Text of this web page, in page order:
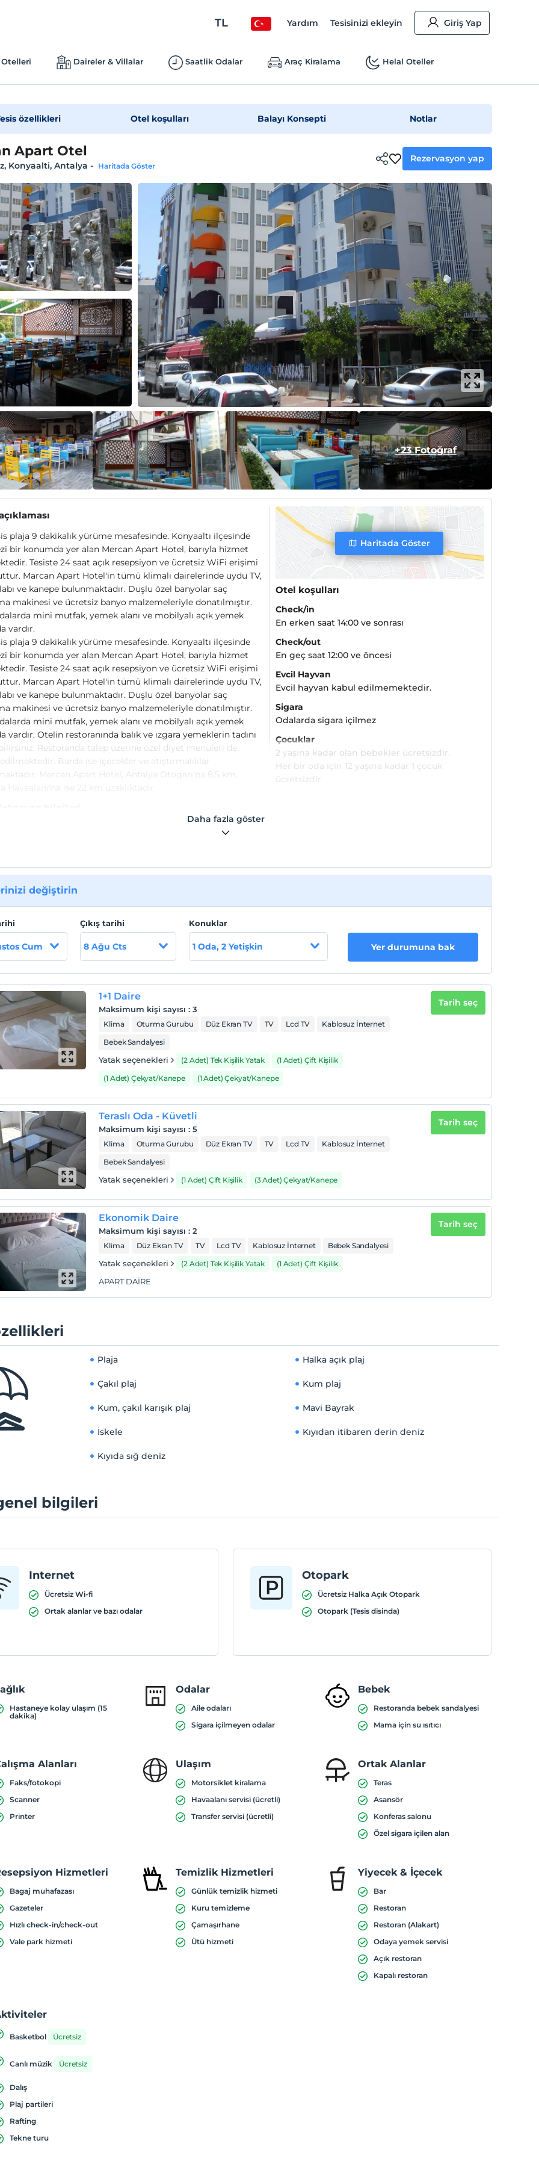
TL Yardım Tesisinizi ekleyin Giriş Yap
Daireler & Villalar Saatlik Odalar Araç Kiralama Helal Oteller
özellikleri Otel koşulları Balayı Konsepti Notlar
Apart Otel
Konyaalti, Antalya - Haritada Göster
Rezervasyon yap
+23 Fotoğraf
plaja 9 dakikalık yürüme mesafesinde. Konyaaltı ilçesinde
bir konumda yer alan Mercan Apart Hotel, barıyla hizmet
Tesiste 24 saat açık resepsiyon ve ücretsiz WiFi erişimi
Marcan Apart Hotel'in tümü klimalı dairelerinde uydu TV,
ve kanepe bulunmaktadır. Duşlu özel banyolar saç
makinesi ve ücretsiz banyo malzemeleriyle donatılmıştır.
mini mutfak, yemek alanı ve mobilyalı açık yemek
vardır.
plaja 9 dakikalık yürüme mesafesinde. Konyaaltı ilçesinde
bir konumda yer alan Mercan Apart Hotel, barıyla hizmet
Tesiste 24 saat açık resepsiyon ve ücretsiz WiFi erişimi
Marcan Apart Hotel'in tümü klimalı dairelerinde uydu TV,
ve kanepe bulunmaktadır. Duşlu özel banyolar saç
makinesi ve ücretsiz banyo malzemeleriyle donatılmıştır.
mini mutfak, yemek alanı ve mobilyalı açık yemek
vardır. Otelin restoranında balık ve ızgara yemeklerin tadını
Restoranda talep üzerine özel diyet menüleri de
Barda ise içecekler ve atıştırmalıklar
Mercan Apart Hotel, Antalya Otogarı'na 8,5 km,
KONYAALTI PLAJINA YÜRÜME MESAFESİNDE MERKEZİ
Haritada Göster
Otel koşulları
Check/in
En erken saat 14:00 ve sonrası
Check/out
En geç saat 12:00 ve öncesi
Evcil Hayvan
Evcil hayvan kabul edilmemektedir.
Sigara
Odalarda sigara içilmez
Çocuklar
2 yaşına kadar olan bebekler ücretsizdir.
Her bir oda için 12 yaşına kadar 1 çocuk
ücretsizdir
Daha fazla göster
değiştirin
Cum
Çıkış tarihi
8 Ağu Cts
Konuklar
1 Oda, 2 Yetişkin Yer durumuna bak
1+1 Daire
Maksimum kişi sayısı :3
Klima Oturma Gurubu Düz Ekran TV TV Lcd TV
Kablosuz İnternet
Bebek Sandalyesi
Yatak seçenekleri (2 Adet) Tek Kişilik Yatak
(1 Adet) Çift Kişilik
(1 Adet) Çekyat/Kanepe
(1 Adet) Çekyat/Kanepe
Tarih seç
Teraslı Oda - Küvetli
Maksimum kişi sayısı :5
Klima Oturma Gurubu Düz Ekran TV TV Lcd TV
Kablosuz İnternet
Bebek Sandalyesi
Yatak seçenekleri (1 Adet) Çift Kişilik (3 Adet) Çekyat/Kanepe
Tarih seç
Ekonomik Daire
Maksimum kişi sayısı :2
Klima Düz Ekran TV TV Lcd TV Kablosuz İnternet Bebek Sandalyesi
Yatak seçenekleri (2 Adet) Tek Kişilik Yatak (1 Adet) Çift Kişilik
APART DAİRE
Tarih seç
Plaja Halka açık plaj
Çakıl plaj Kum plaj
Kum, çakıl karışık plaj Mavi Bayrak
İskele Kıyıdan itibaren derin deniz
Kıyıda sığ deniz
bilgileri
Internet
Ücretsiz Wi-fi
Ortak alanlar ve bazı odalar
Otopark
Ücretsiz Halka Açık Otopark
Otopark (Tesis disinda)
Hastaneye kolay ulaşım (15
dakika)
Odalar
Aile odaları
Sigara içilmeyen odalar
Bebek
Restoranda bebek sandalyesi
Mama için su ısıtıcı
Alanları
Faks/fotokopi
Scanner
Printer
Ulaşım
Motorsiklet kiralama
Havaalanı servisi (ücretli)
Transfer servisi (ücretli)
Ortak Alanlar
Teras
Asansör
Konferas salonu
Özel sigara içilen alan
Hizmetleri
Bagaj muhafazası
Gazeteler
Hızlı check-in/check-out
Vale park hizmeti
Temizlik Hizmetleri
Günlük temizlik hizmeti
Kuru temizleme
Çamaşırhane
Ütü hizmeti
Yiyecek & İçecek
Bar
Restoran
Restoran (Alakart)
Odaya yemek servisi
Açık restoran
Kapalı restoran
Basketbol Ücretsiz
Canlı müzik Ücretsiz
Dalış
Plaj partileri
Rafting
Tekne turu